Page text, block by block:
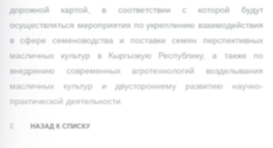
дорожной картой, в соответствии с которой будут
осуществляться мероприятия по укреплению взаимодействия
в сфере семеноводства и поставки семян перспективных
масличных культур в Кыргызкую Республику, а также по
внедрению современных агротехнологий возделывания
масличных культур и двустороннему развитию научно-
практической деятельности.
НАЗАД К СПИСКУ